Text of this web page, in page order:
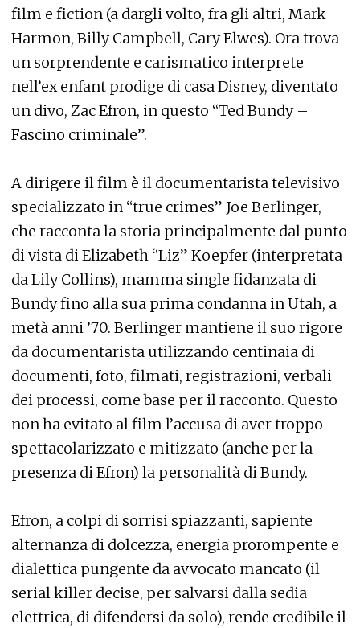
film e fiction (a dargli volto, fra gli altri, Mark
Harmon, Billy Campbell, Cary Elwes). Ora trova
un sorprendente e carismatico interprete
nell’ex enfant prodige di casa Disney, diventato
un divo, Zac Efron, in questo “Ted Bundy –
Fascino criminale”.
A dirigere il film è il documentarista televisivo
specializzato in “true crimes” Joe Berlinger,
che racconta la storia principalmente dal punto
di vista di Elizabeth “Liz” Koepfer (interpretata
da Lily Collins), mamma single fidanzata di
Bundy fino alla sua prima condanna in Utah, a
metà anni ’70. Berlinger mantiene il suo rigore
da documentarista utilizzando centinaia di
documenti, foto, filmati, registrazioni, verbali
dei processi, come base per il racconto. Questo
non ha evitato al film l’accusa di aver troppo
spettacolarizzato e mitizzato (anche per la
presenza di Efron) la personalità di Bundy.
Efron, a colpi di sorrisi spiazzanti, sapiente
alternanza di dolcezza, energia prorompente e
dialettica pungente da avvocato mancato (il
serial killer decise, per salvarsi dalla sedia
elettrica, di difendersi da solo), rende credibile il